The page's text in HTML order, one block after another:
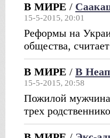
В МИРЕ /
15-5-2015, 20:01
Реформы на
общества,
В МИРЕ / В
15-5-2015, 20:58
Пожилой мужчина
трех